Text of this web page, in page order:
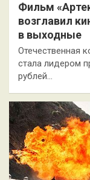
Фильм
возглавил
в выходные
Отечественная
стала лидером
рублей…